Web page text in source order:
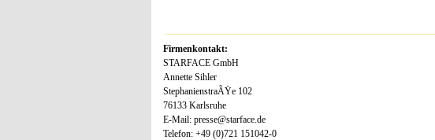
Firmenkontakt:
STARFACE GmbH
Annette Sihler
StephanienstraÃŸe 102
76133 Karlsruhe
E-Mail: presse@starface.de
Telefon: +49 (0)721 151042-0